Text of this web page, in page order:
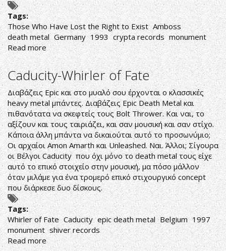
Tags:
Those Who Have Lost the Right to Exist Amboss
death metal Germany 1993 crypta records monument
Read more about
Amboss-
Those
Who
Have
Lost
the
Right
to
Exist
Caducity-Whirler of Fate
Διαβάζεις Epic και στο μυαλό σου έρχονται ο κλασσικές
heavy metal μπάντες. Διαβάζεις Epic Death Metal και
πιθανότατα να σκεφτείς τους Bolt Thrower. Και ναι, το
αξίζουν και τους ταιριάζει, και σαν μουσική και σαν στίχο.
Κάποια άλλη μπάντα να δικαιούται αυτό το προσωνύμιο;
Οι αρχαίοι Amon Amarth και Unleashed. Ναι. Άλλοι; Σίγουρα
οι Βέλγοι Caducity που όχι μόνο το death metal τους είχε
αυτό το επικό στοιχείο στην μουσική, μα πόσο μάλλον
όταν μιλάμε για ένα τρομερό επικό στιχουργικό concept
που διάρκεσε δυο δίσκους.
Tags:
Whirler of Fate Caducity epic death metal Belgium 1997
monument shiver records
Read moreabout